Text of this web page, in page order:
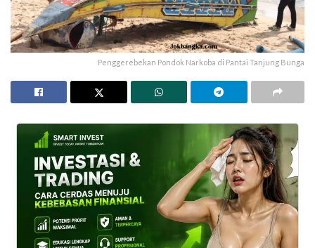
Penggerebekan Pondok Narkoba di Pantai Tanjung Bunga